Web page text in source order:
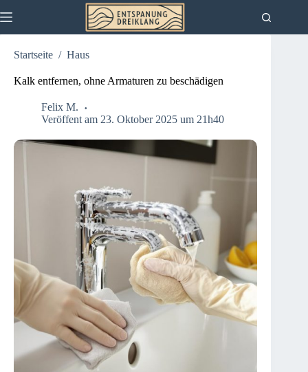
Inhalt
Startseite / Haus
Kalk entfernen, ohne Armaturen zu beschädigen
Felix M.
Veröffent am 23. Oktober 2025 um 21h40